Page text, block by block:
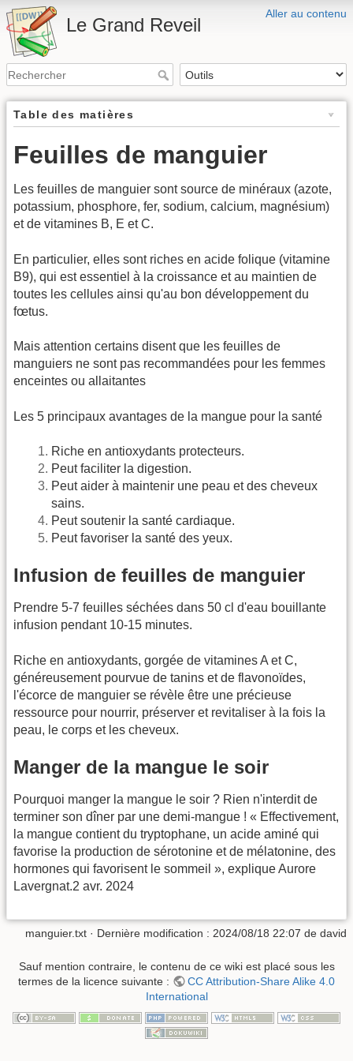
Aller au contenu
Le Grand Reveil
Table des matières
Feuilles de manguier
Les feuilles de manguier sont source de minéraux (azote,
potassium, phosphore, fer, sodium, calcium, magnésium)
et de vitamines B, E et C.
En particulier, elles sont riches en acide folique (vitamine
B9), qui est essentiel à la croissance et au maintien de
toutes les cellules ainsi qu'au bon développement du
fœtus.
Mais attention certains disent que les feuilles de
manguiers ne sont pas recommandées pour les femmes
enceintes ou allaitantes
Les 5 principaux avantages de la mangue pour la santé
Riche en antioxydants protecteurs.
Peut faciliter la digestion.
Peut aider à maintenir une peau et des cheveux
sains.
Peut soutenir la santé cardiaque.
Peut favoriser la santé des yeux.
Infusion de feuilles de manguier
Prendre 5-7 feuilles séchées dans 50 cl d'eau bouillante
infusion pendant 10-15 minutes.
Riche en antioxydants, gorgée de vitamines A et C,
généreusement pourvue de tanins et de flavonoïdes,
l'écorce de manguier se révèle être une précieuse
ressource pour nourrir, préserver et revitaliser à la fois la
peau, le corps et les cheveux.
Manger de la mangue le soir
Pourquoi manger la mangue le soir ? Rien n'interdit de
terminer son dîner par une demi-mangue ! « Effectivement,
la mangue contient du tryptophane, un acide aminé qui
favorise la production de sérotonine et de mélatonine, des
hormones qui favorisent le sommeil », explique Aurore
Lavergnat.2 avr. 2024
manguier.txt · Dernière modification : 2024/08/18 22:07 de david
Sauf mention contraire, le contenu de ce wiki est placé sous les
termes de la licence suivante :
CC Attribution-Share Alike 4.0
International